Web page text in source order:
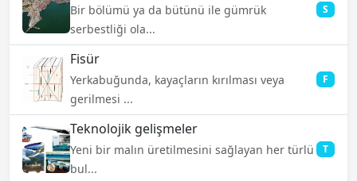
Bir bölümü ya da bütünü ile gümrük
serbestliği ola...
S
Fisür
Yerkabuğunda, kayaçların kırılması veya
gerilmesi ...
F
Teknolojik gelişmeler
Yeni bir malın üretilmesini sağlayan her türlü
bul...
T